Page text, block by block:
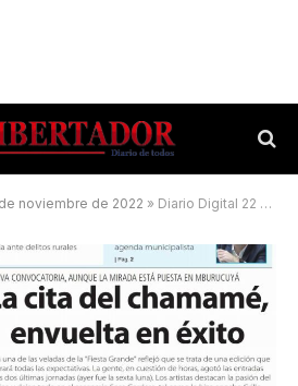
noviembre de 2022 » Diario Digital 22 de enero de 2026